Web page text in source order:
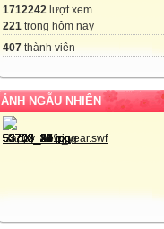
1712242 lượt xem
221 trong hôm nay
407 thành viên
ẢNH NGẪU NHIÊN